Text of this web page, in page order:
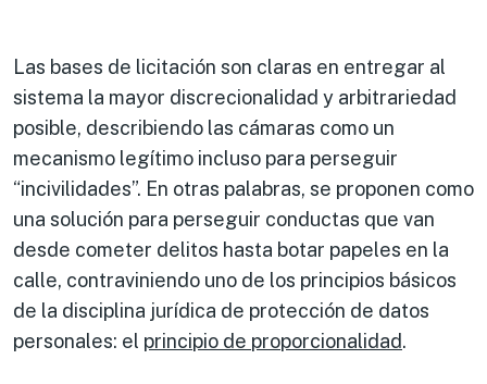
Las bases de licitación son claras en entregar al
sistema la mayor discrecionalidad y arbitrariedad
posible, describiendo las cámaras como un
mecanismo legítimo incluso para perseguir
“incivilidades”. En otras palabras, se proponen como
una solución para perseguir conductas que van
desde cometer delitos hasta botar papeles en la
calle, contraviniendo uno de los principios básicos
de la disciplina jurídica de protección de datos
personales: el principio de proporcionalidad.